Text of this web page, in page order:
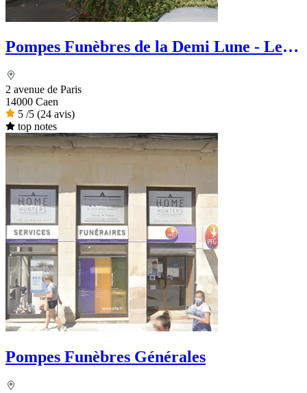
Pompes Funèbres de la Demi Lune - Le
2 avenue de Paris
14000 Caen
5 /5 (24 avis)
top notes
Pompes Funèbres Générales